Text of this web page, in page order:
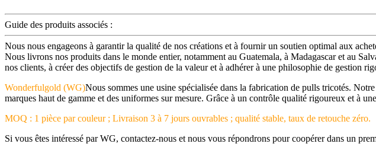
Guide des produits associés :
Nous nous engageons à garantir la qualité de nos créations et à fournir un soutien optimal aux
Nous livrons nos produits dans le monde entier, notamment au Guatemala, à Madagascar et au
nos clients, à créer des objectifs de gestion de la valeur et à adhérer à une philosophie de gestion
Wonderfulgold (WG)Nous sommes une usine spécialisée dans la fabrication de pulls tricotés.
marques haut de gamme et des uniformes sur mesure. Grâce à un contrôle qualité rigoureux et à
MOQ : 1 pièce par couleur ; Livraison 3 à 7 jours ouvrables ; qualité stable, taux de retouche zéro.
Si vous êtes intéressé par WG, contactez-nous et nous vous répondrons pour coopérer dans un